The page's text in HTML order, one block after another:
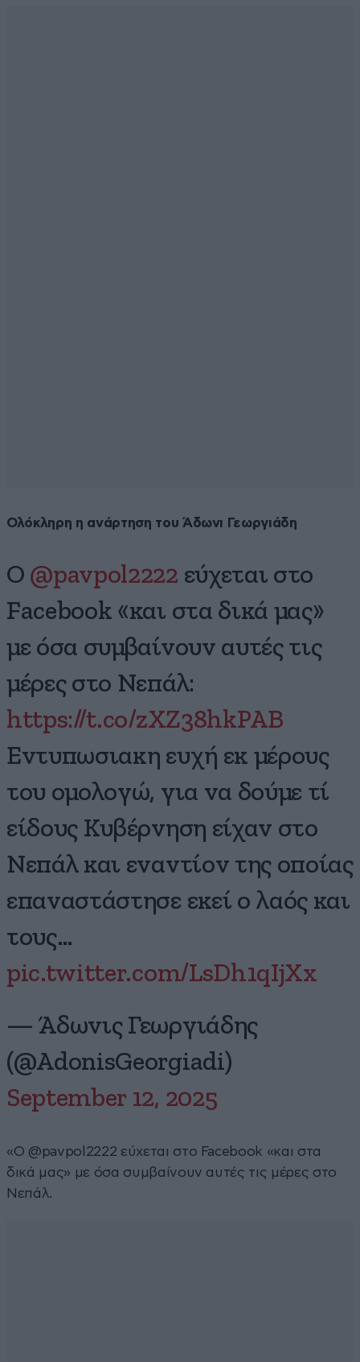
Ολόκληρη η ανάρτηση του Άδωνι Γεωργιάδη
Ο @pavpol2222 εύχεται στο
Facebook «και στα δικά μας»
με όσα συμβαίνουν αυτές τις
μέρες στο Νεπάλ:
https://t.co/zXZ38hkPAB
Εντυπωσιακη ευχή εκ μέρους
του ομολογώ, για να δούμε τί
είδους Κυβέρνηση είχαν στο
Νεπάλ και εναντίον της οποίας
επαναστάστησε εκεί ο λαός και
τους…
pic.twitter.com/LsDh1qIjXx
— Άδωνις Γεωργιάδης
(@AdonisGeorgiadi)
September 12, 2025
«Ο @pavpol2222 εύχεται στο Facebook «και στα
δικά μας» με όσα συμβαίνουν αυτές τις μέρες στο
Νεπάλ.